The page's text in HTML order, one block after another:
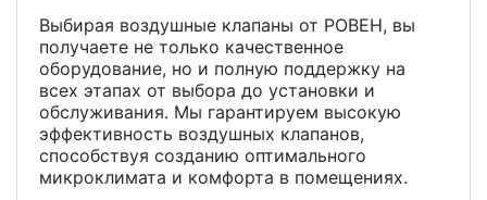
Выбирая воздушные клапаны от РОВЕН, вы
получаете не только качественное
оборудование, но и полную поддержку на
всех этапах от выбора до установки и
обслуживания. Мы гарантируем высокую
эффективность воздушных клапанов,
способствуя созданию оптимального
микроклимата и комфорта в помещениях.